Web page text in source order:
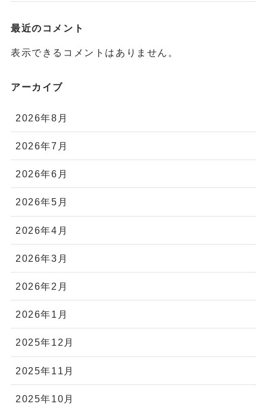
最近のコメント
表示できるコメントはありません。
アーカイブ
2026年8月
2026年7月
2026年6月
2026年5月
2026年4月
2026年3月
2026年2月
2026年1月
2025年12月
2025年11月
2025年10月